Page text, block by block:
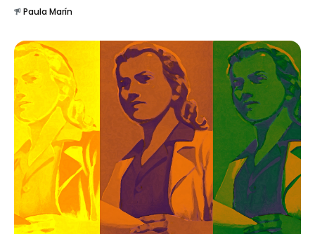
Paula Marín